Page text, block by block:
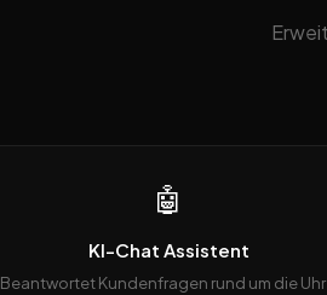
🤖
KI-Chat Assistent
Beantwortet Kundenfragen rund um die Uhr